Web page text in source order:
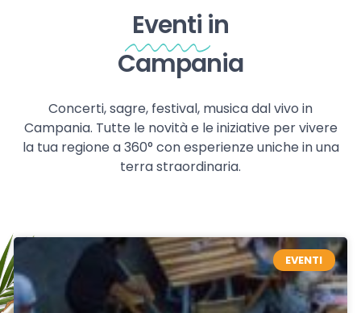
Eventi in
Campania
Concerti, sagre, festival, musica dal vivo in
Campania. Tutte le novità e le iniziative per vivere
la tua regione a 360° con esperienze uniche in una
terra straordinaria.
EVENTI